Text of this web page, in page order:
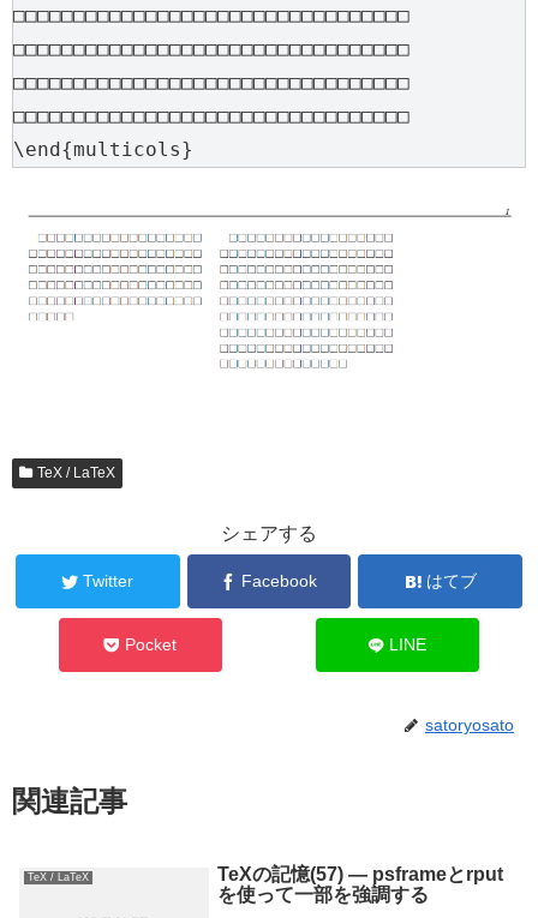
□□□□□□□□□□□□□□□□□□□□□□□□□□□□□□□□□
□□□□□□□□□□□□□□□□□□□□□□□□□□□□□□□□□
□□□□□□□□□□□□□□□□□□□□□□□□□□□□□□□□□
□□□□□□□□□□□□□□□□□□□□□□□□□□□□□□□□□
TeX / LaTeX
シェアする
Twitter Facebook はてブ
Pocket LINE
satoryosato
関連記事
TeX / LaTeX
TeXの記憶(57) — psframeとrput
を使って一部を強調する